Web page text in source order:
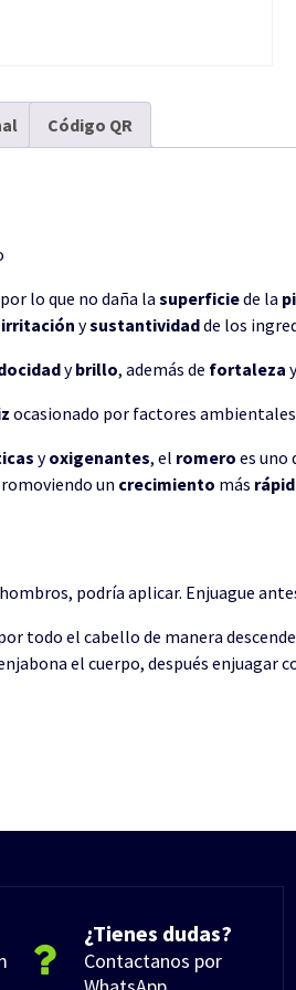
Código QR
por lo que no daña la superficiede la
irritación ysustantividadde los
ybrillo, además de fortaleza
ocasionado por factores
yoxigenantes, el romero es uno
un crecimiento más
podría aplicar. Enjuague
todo el cabello de manera
el cuerpo, después
¿Tienes dudas?
Contactanos por